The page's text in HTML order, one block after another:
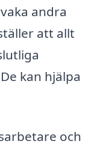
andra
att allt
kan hjälpa
och